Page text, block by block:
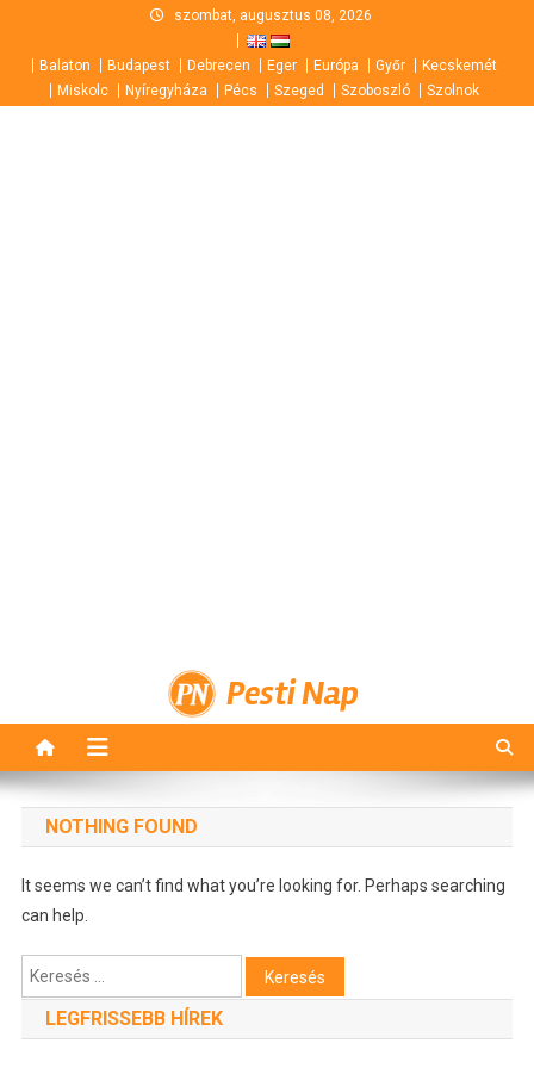
content
szombat, augusztus 08, 2026
Balaton Budapest Debrecen Eger Európa Győr
Kecskemét
Miskolc
Nyíregyháza Pécs Szeged Szoboszló Szolnok
Pesti Nap
NOTHING FOUND
It seems we can’t find what you’re looking for. Perhaps searching
can help.
Keresés:
LEGFRISSEBB HÍREK